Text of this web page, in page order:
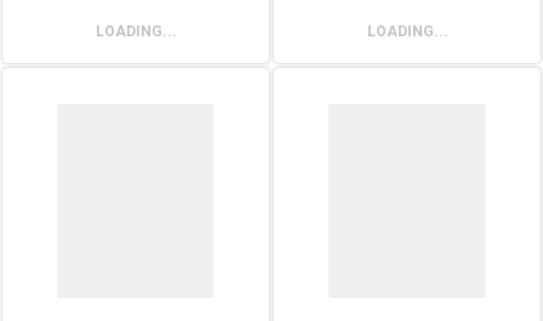
LOADING... LOADING...